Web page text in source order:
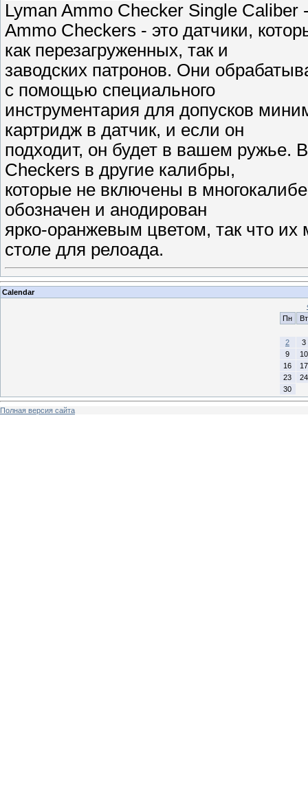
Lyman Ammo Checker Single
Ammo Checkers - это датчики,
как перезагруженных, так и
заводских патронов. Они
с помощью специального
инструментария для допусков
картридж в датчик, и если он
подходит, он будет в вашем ружье.
Checkers в другие калибры,
которые не включены в
обозначен и анодирован
ярко-оранжевым цветом, так что
столе для релоада.
Calendar
Пн
Вт
2
3
9
10
16
17
23
24
30
Полная версия сайта